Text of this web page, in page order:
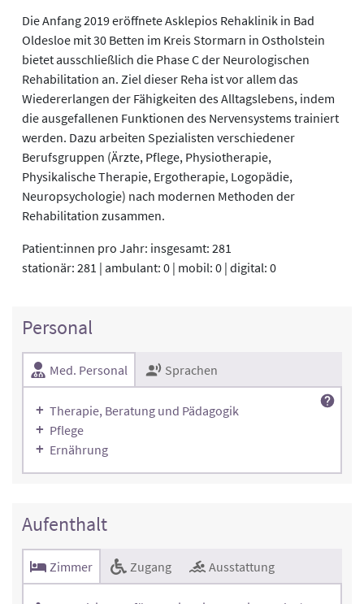
Die Anfang 2019 eröffnete Asklepios Rehaklinik in Bad
Oldesloe mit 30 Betten im Kreis Stormarn in Ostholstein
bietet ausschließlich die Phase C der Neurologischen
Rehabilitation an. Ziel dieser Reha ist vor allem das
Wiedererlangen der Fähigkeiten des Alltagslebens, indem
die ausgefallenen Funktionen des Nervensystems trainiert
werden. Dazu arbeiten Spezialisten verschiedener
Berufsgruppen (Ärzte, Pflege, Physiotherapie,
Physikalische Therapie, Ergotherapie, Logopädie,
Neuropsychologie) nach modernen Methoden der
Rehabilitation zusammen.
Patient:innen pro Jahr: insgesamt: 281
stationär: 281 | ambulant: 0 | mobil: 0 | digital: 0
Personal
Med. Personal Sprachen
Therapie, Beratung und Pädagogik
Pflege
Ernährung
Aufenthalt
Zimmer Zugang Ausstattung